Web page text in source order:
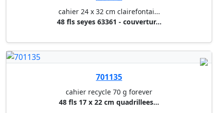
cahier recycle 70 g forever
48 fls a4 quadrillees 5/5 - co...
701237
cahier recycle 70 g forever
90 fls a4 quadrillees 5/5 - co...